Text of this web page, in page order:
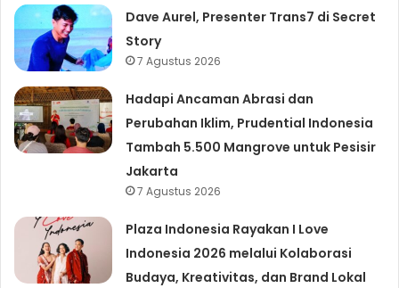
Dave Aurel, Presenter Trans7 di Secret
Story
7 Agustus 2026
Hadapi Ancaman Abrasi dan
Perubahan Iklim, Prudential Indonesia
Tambah 5.500 Mangrove untuk Pesisir
Jakarta
7 Agustus 2026
Plaza Indonesia Rayakan I Love
Indonesia 2026 melalui Kolaborasi
Budaya, Kreativitas, dan Brand Lokal